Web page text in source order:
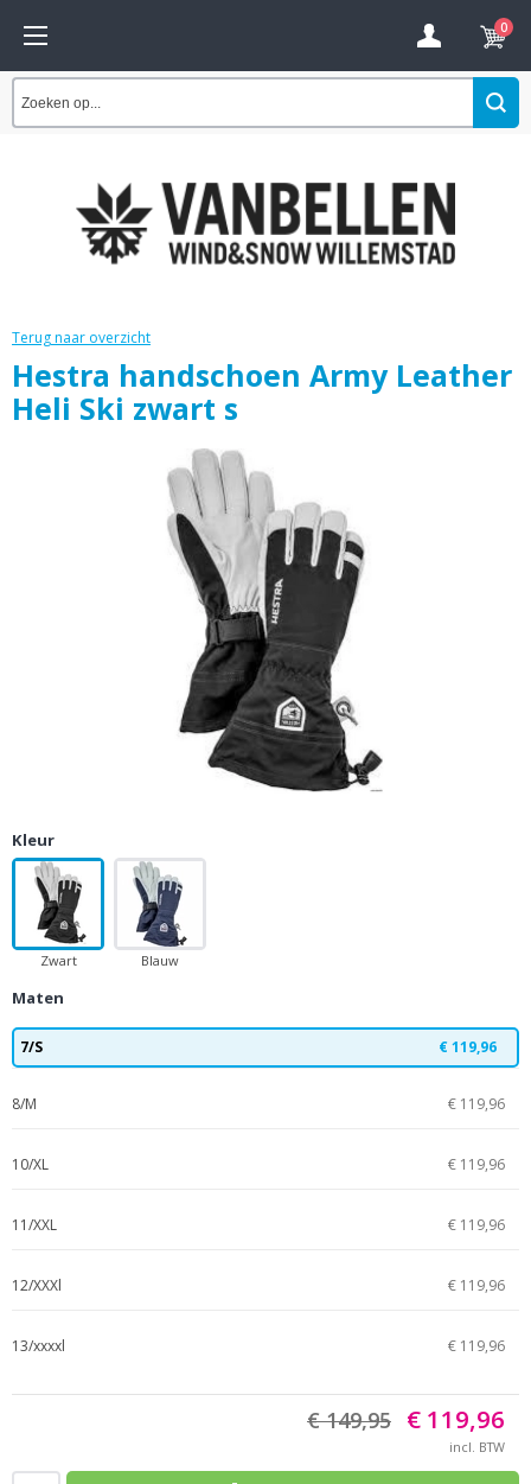
0
Terug naar overzicht
Hestra handschoen Army Leather
Heli Ski zwart s
Kleur
Zwart Blauw
Maten
7/S € 119,96
8/M € 119,96
10/XL € 119,96
11/XXL € 119,96
12/XXXl € 119,96
13/xxxxl € 119,96
€ 149,95 € 119,96
incl. BTW